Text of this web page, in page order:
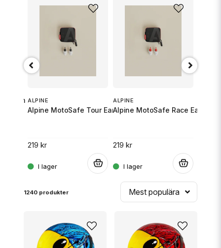
58cm ALPINE
Alpine MotoSafe Tour Earplugs
219 kr
ALPINE
Alpine MotoSafe Race Earplugs
219 kr
1240 produkter Mest populära